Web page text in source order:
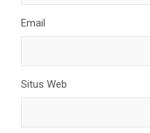
Email
Situs Web